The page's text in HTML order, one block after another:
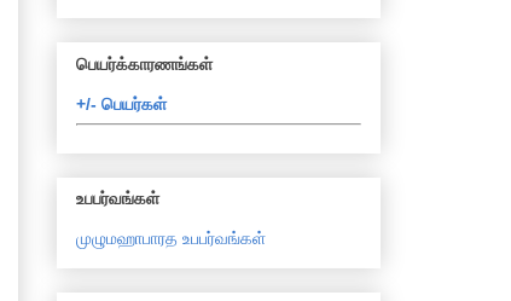
பெயர்க்காரணங்கள்
+/- பெயர்கள்
உபபர்வங்கள்
முழுமஹாபாரத உபபர்வங்கள்